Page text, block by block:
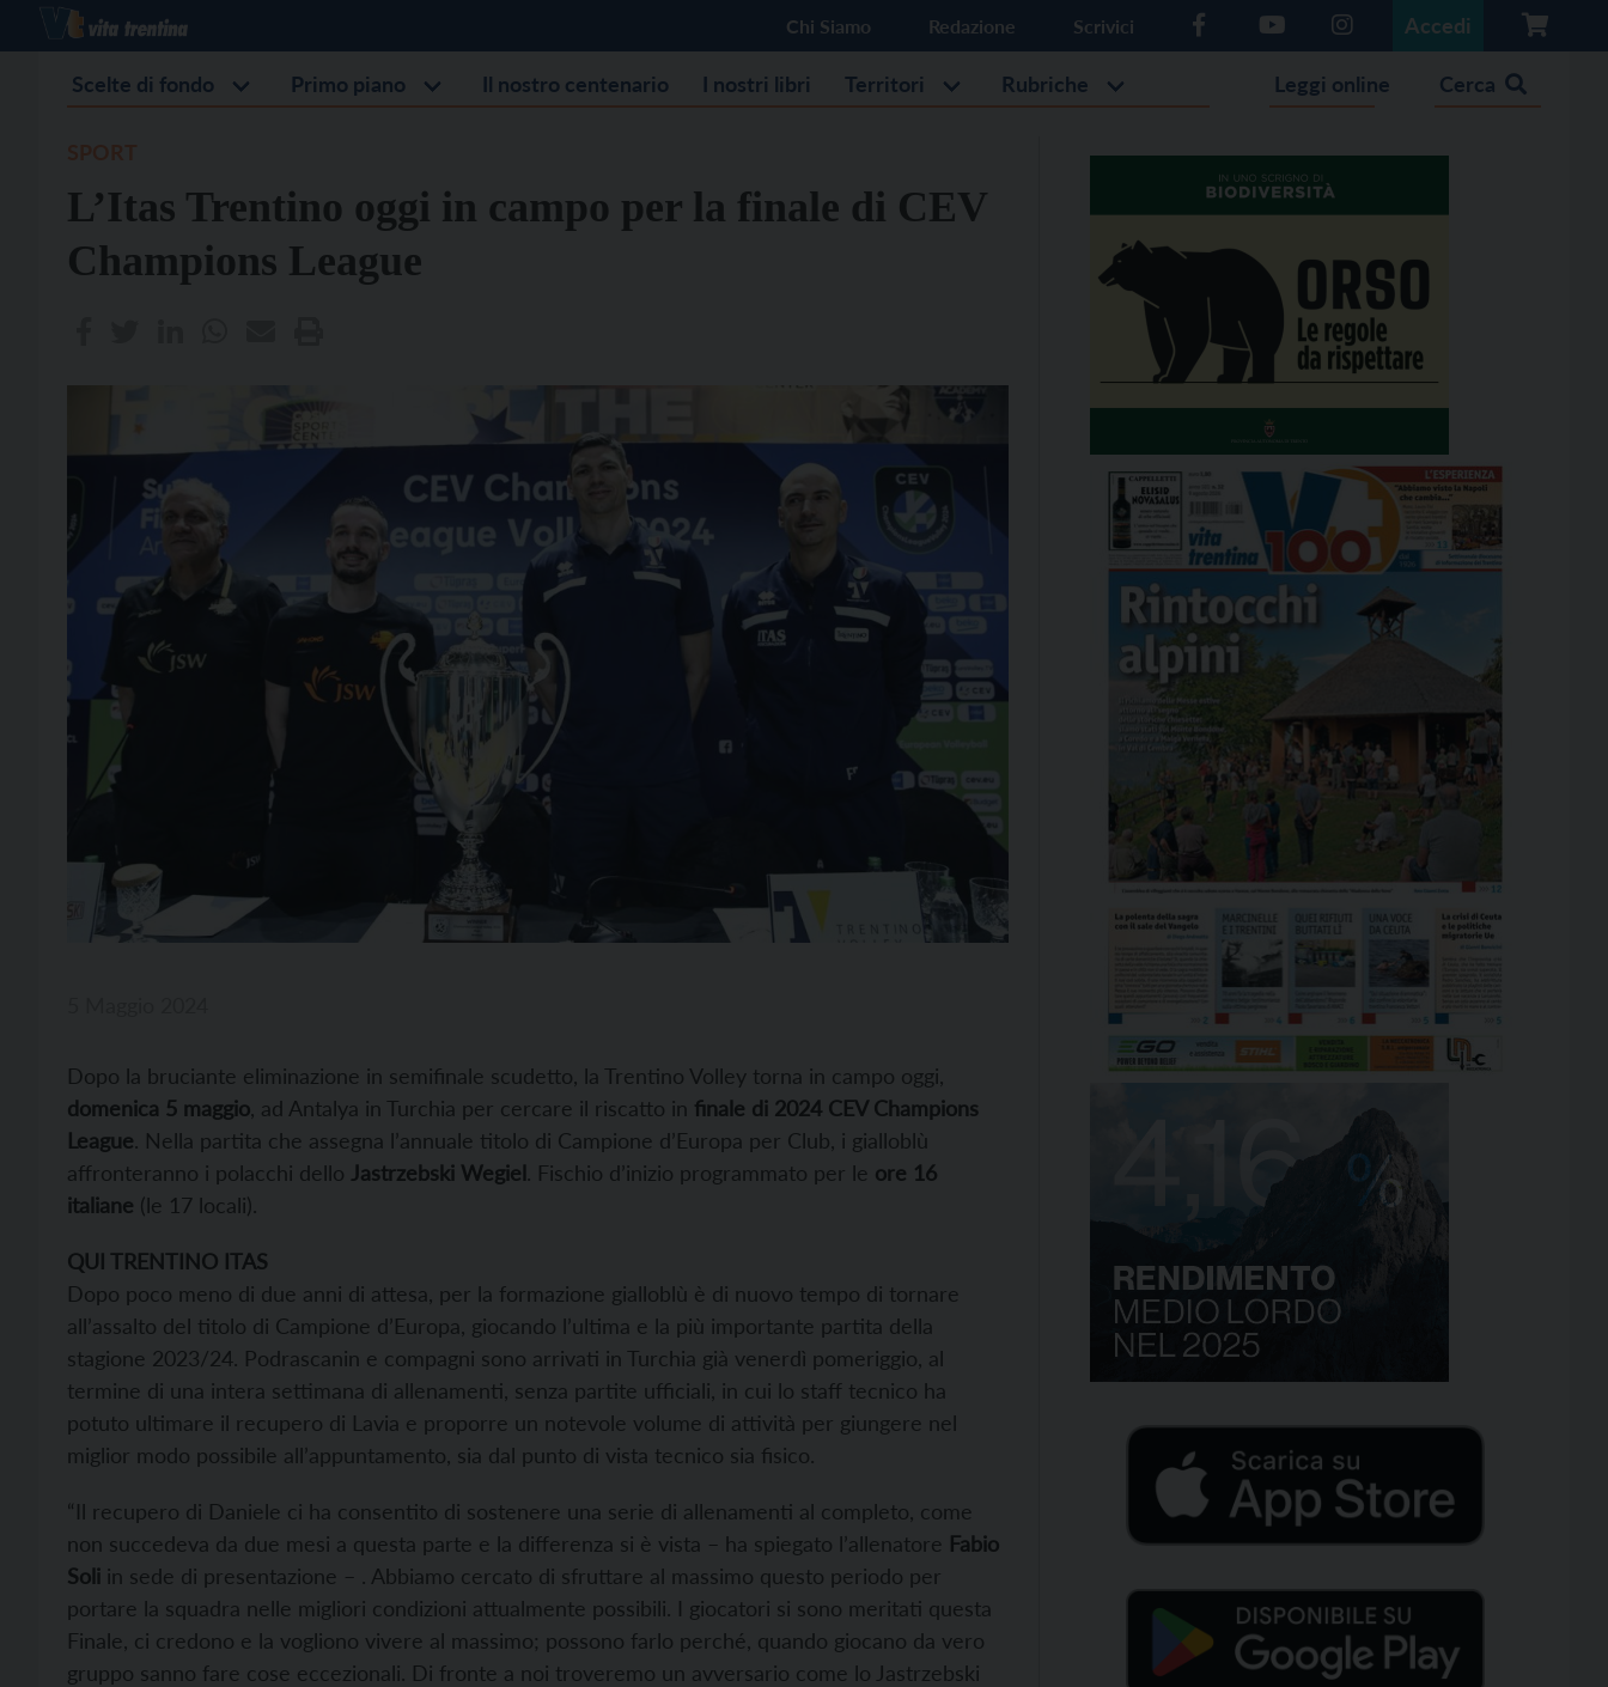
Chi Siamo Redazione Scrivici Accedi
Scelte di fondo Primo piano Il nostro centenario I nostri libri Territori Rubriche Leggi online Cerca
L’Itas Trentino oggi in campo per la finale di CEV
Champions League
Dopo la bruciante eliminazione in semifinale scudetto, la Trentino Volley torna in campo oggi,
domenica 5 maggio , ad Antalya in Turchia per cercare il riscatto in finale di 2024 CEV Champions
League. Nella partita che assegna l’annuale titolo di Campione d’Europa per Club, i gialloblù
affronteranno i polacchi dello Jastrzebski Wegiel. Fischio d’inizio programmato per le ore 16
italiane (le 17 locali).
QUI TRENTINO ITAS
Dopo poco meno di due anni di attesa, per la formazione gialloblù è di nuovo tempo di tornare
all’assalto del titolo di Campione d’Europa, giocando l’ultima e la più importante partita della
stagione 2023/24. Podrascanin e compagni sono arrivati in Turchia già venerdì pomeriggio, al
termine di una intera settimana di allenamenti, senza partite ufficiali, in cui lo staff tecnico ha
potuto ultimare il recupero di Lavia e proporre un notevole volume di attività per giungere nel
miglior modo possibile all’appuntamento, sia dal punto di vista tecnico sia fisico.
“Il recupero di Daniele ci ha consentito di sostenere una serie di allenamenti al completo, come
non succedeva da due mesi a questa parte e la differenza si è vista – ha spiegato l’allenatore Fabio
Soli in sede di presentazione – . Abbiamo cercato di sfruttare al massimo questo periodo per
portare la squadra nelle migliori condizioni attualmente possibili. I giocatori si sono meritati questa
Finale, ci credono e la vogliono vivere al massimo; possono farlo perché, quando giocano da vero
gruppo sanno fare cose eccezionali. Di fronte a noi troveremo un avversario come lo Jastrzebski